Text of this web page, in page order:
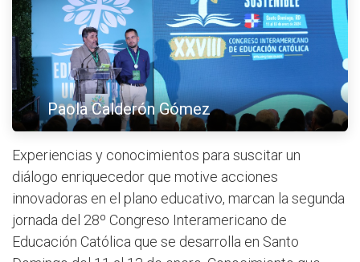
Paola Calderón Gómez
Experiencias y conocimientos para suscitar un
diálogo enriquecedor que motive acciones
innovadoras en el plano educativo, marcan la segunda
jornada del 28º Congreso Interamericano de
Educación Católica que se desarrolla en Santo